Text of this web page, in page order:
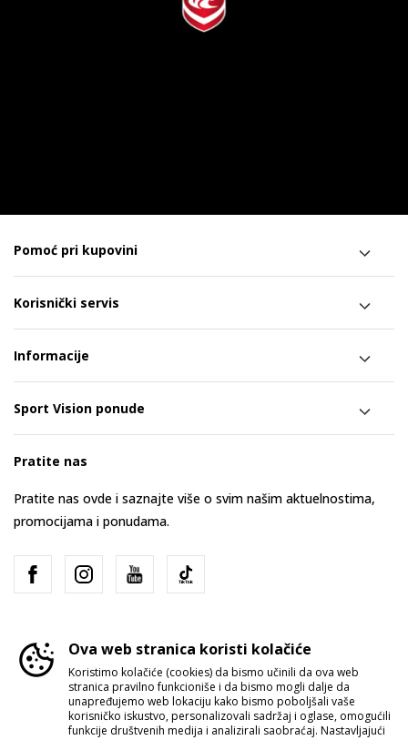
Pomoć pri kupovini
Korisnički servis
Informacije
Sport Vision ponude
Pratite nas
Pratite nas ovde i saznajte više o svim našim aktuelnostima,
promocijama i ponudama.
Srbija Promenite
Ova web stranica koristi kolačiće
Koristimo kolačiće (cookies) da bismo učinili da ova web
stranica pravilno funkcioniše i da bismo mogli dalje da
unapređujemo web lokaciju kako bismo poboljšali vaše
korisničko iskustvo, personalizovali sadržaj i oglase, omogućili
funkcije društvenih medija i analizirali saobraćaj. Nastavljajući